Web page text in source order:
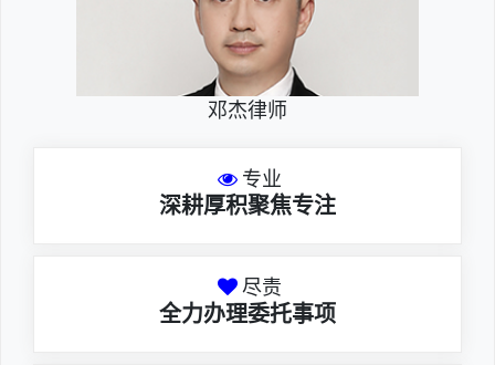
邓杰律师
专业
深耕厚积聚焦专注
尽责
全力办理委托事项